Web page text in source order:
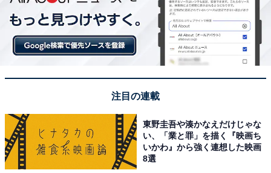
家庭用 アウトドア用
Amazonで見る
注目の連載
東野圭吾や湊かなえだけじゃな
い、「業と罪」を描く『映画ち
いかわ』から強く連想した映画
8選